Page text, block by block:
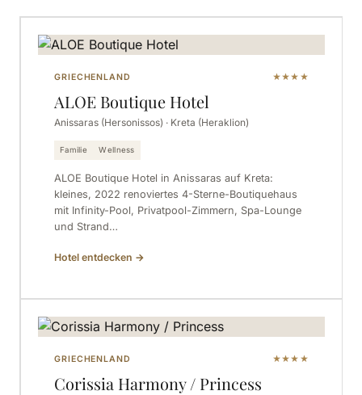
GRIECHENLAND ★★★★
ALOE Boutique Hotel
Anissaras (Hersonissos) · Kreta (Heraklion)
Familie Wellness
ALOE Boutique Hotel in Anissaras auf Kreta:
kleines, 2022 renoviertes 4-Sterne-Boutiquehaus
mit Infinity-Pool, Privatpool-Zimmern, Spa-Lounge
und Strand…
Hotel entdecken →
GRIECHENLAND ★★★★
Corissia Harmony / Princess